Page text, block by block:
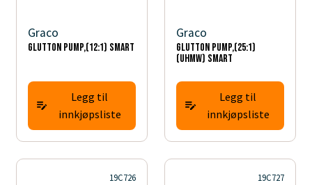
Graco
GLUTTON PUMP,(12:1) SMART
Legg til
innkjøpsliste
Graco
GLUTTON PUMP,(25:1)
(UHMW) SMART
Legg til
innkjøpsliste
19C726 19C727